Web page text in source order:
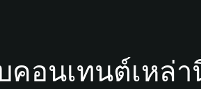
อนเทนต์เหล่า